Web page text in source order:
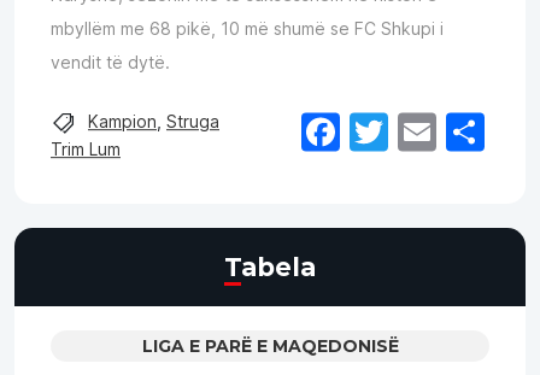
mbyllëm me 68 pikë, 10 më shumë se FC Shkupi i
vendit të dytë.
Kampion, Struga
Trim Lum
Facebook
Twitter
Email
Tabela
LIGA E PARË E MAQEDONISË